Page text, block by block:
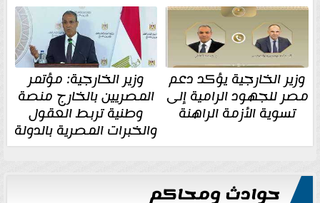
وزير الخارجية يؤكد دعم
مصر للجهود الرامية إلى
تسوية الأزمة الراهنة
وزير الخارجية: مؤتمر
المصريين بالخارج منصة
وطنية تربط العقول
والخبرات المصرية بالدولة
حوادث ومحاكم